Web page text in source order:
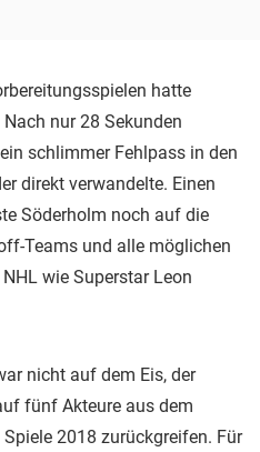
hatte
nur 28 Sekunden
schlimmer Fehlpass in den
direkt verwandelte. Einen
Söderholm noch auf die
Teams und alle möglichen
wie Superstar Leon
nicht auf dem Eis, der
fünf Akteure aus dem
2018 zurückgreifen. Für